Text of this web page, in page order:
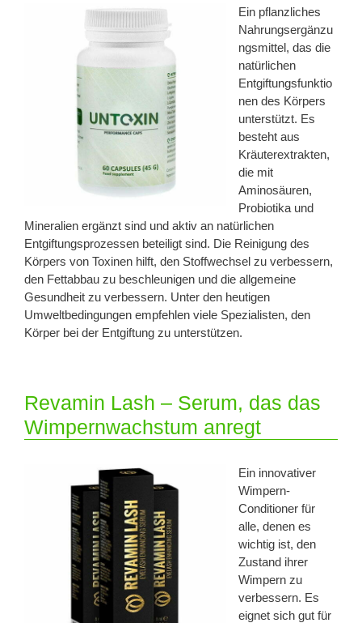
Ein pflanzliches
Nahrungsergänzu
ngsmittel, das die
natürlichen
Entgiftungsfunktio
nen des Körpers
unterstützt. Es
besteht aus
Kräuterextrakten,
die mit
Aminosäuren,
Probiotika und
Mineralien ergänzt sind und aktiv an natürlichen
Entgiftungsprozessen beteiligt sind. Die Reinigung des
Körpers von Toxinen hilft, den Stoffwechsel zu verbessern,
den Fettabbau zu beschleunigen und die allgemeine
Gesundheit zu verbessern. Unter den heutigen
Umweltbedingungen empfehlen viele Spezialisten, den
Körper bei der Entgiftung zu unterstützen.
Revamin Lash – Serum, das das
Wimpernwachstum anregt
Ein innovativer
Wimpern-
Conditioner für
alle, denen es
wichtig ist, den
Zustand ihrer
Wimpern zu
verbessern. Es
eignet sich gut für